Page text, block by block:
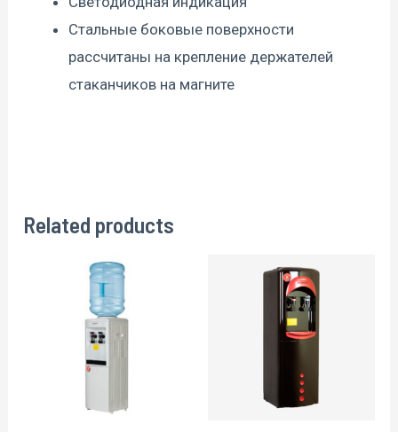
Стальные боковые поверхности
рассчитаны на крепление держателей
стаканчиков на магните
Related products